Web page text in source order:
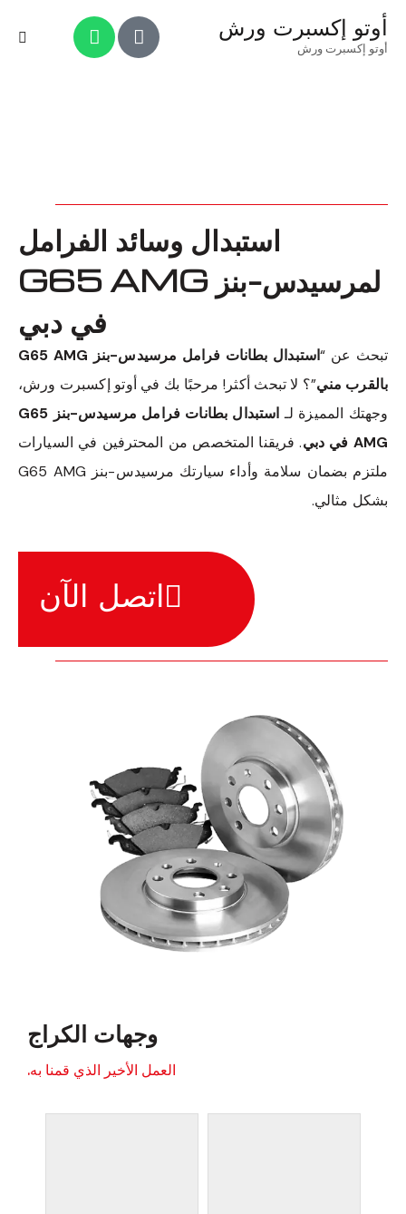
أوتو إكسبرت ورش
أوتو إكسبرت ورش
استبدال وسائد الفرامل
لمرسيدس-بنز G65 AMG
في دبي
تبحث عن “
استبدال بطانات فرامل مرسيدس-بنز G65 AMG
بالقرب مني”؟ لا تبحث أكثر! مرحبًا بك في أوتو إكسبرت ورش،
وجهتك المميزة لـ
استبدال بطانات فرامل مرسيدس-بنز G65
AMG في دبي
. فريقنا المتخصص من المحترفين في السيارات
ملتزم بضمان سلامة وأداء سيارتك مرسيدس-بنز G65 AMG
بشكل مثالي.
اتصل الآن
وجهات الكراج
العمل الأخير الذي قمنا به.